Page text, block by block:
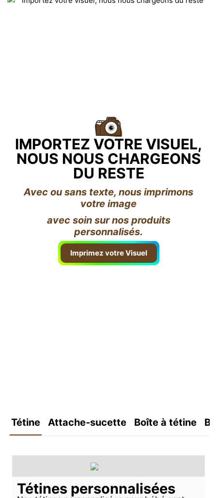
IMPORTEZ VOTRE VISUEL,
NOUS NOUS CHARGEONS
DU RESTE
Avec ou sans texte, nous imprimons
votre image
avec soin sur nos produits
personnalisés.
Imprimez votre Visuel
Tétine Attache-sucette Boîte à tétine
Tétines personnalisées